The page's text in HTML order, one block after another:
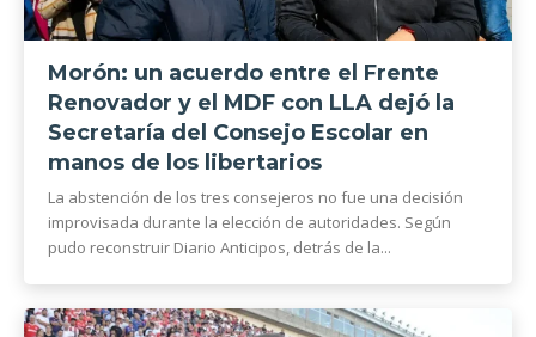
Morón: un acuerdo entre el Frente
Renovador y el MDF con LLA dejó la
Secretaría del Consejo Escolar en
manos de los libertarios
La abstención de los tres consejeros no fue una decisión
improvisada durante la elección de autoridades. Según
pudo reconstruir Diario Anticipos, detrás de la...